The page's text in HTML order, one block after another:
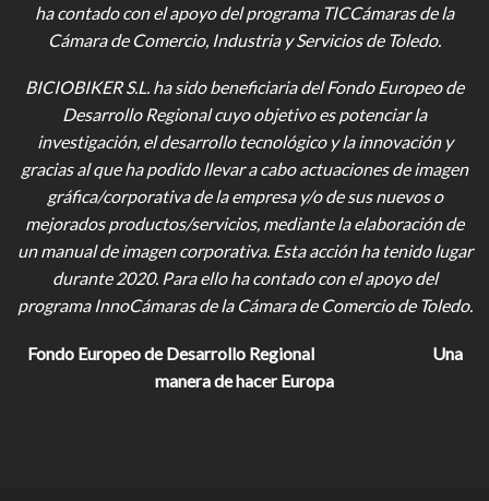
ha contado con el apoyo del programa TICCámaras de la
Cámara de Comercio, Industria y Servicios de Toledo.
BICIOBIKER S.L. ha sido beneficiaria del Fondo Europeo de
Desarrollo Regional cuyo objetivo es potenciar la
investigación, el desarrollo tecnológico y la innovación y
gracias al que ha podido llevar a cabo actuaciones de imagen
gráfica/corporativa de la empresa y/o de sus nuevos o
mejorados productos/servicios, mediante la elaboración de
un manual de imagen corporativa. Esta acción ha tenido lugar
durante 2020. Para ello ha contado con el apoyo del
programa InnoCámaras de la Cámara de Comercio de Toledo.
Fondo Europeo de Desarrollo Regional
Una
manera de hacer Europa